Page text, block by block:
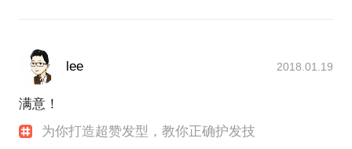
lee 2018.01.19
满意！
为你打造超赞发型，教你正确护发技